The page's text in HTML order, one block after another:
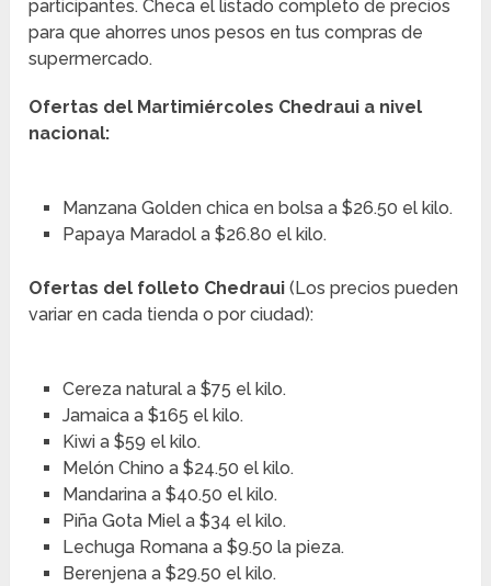
participantes. Checa el listado completo de precios
para que ahorres unos pesos en tus compras de
supermercado.
Ofertas del Martimiércoles Chedraui a nivel
nacional:
Manzana Golden chica en bolsa a $26.50 el kilo.
Papaya Maradol a $26.80 el kilo.
Ofertas del folleto Chedraui(Los precios pueden
variar en cada tienda o por ciudad):
Cereza natural a $75 el kilo.
Jamaica a $165 el kilo.
Kiwi a $59 el kilo.
Melón Chino a $24.50 el kilo.
Mandarina a $40.50 el kilo.
Piña Gota Miel a $34 el kilo.
Lechuga Romana a $9.50 la pieza.
Berenjena a $29.50 el kilo.